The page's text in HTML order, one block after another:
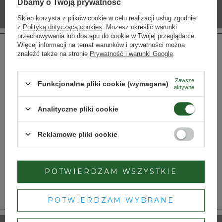
ABK6 Ice Cognac
290,00 zł
ABK6 Orange Liqueur
241,00 zł
Abecassis XO Grande
ABK6 Cognac Reserve
Strona przeznaczona dla osób pełnoletnich.
Czy masz ukończone 18 lat?
TAK NIE
Dbamy o Twoją prywatność
Dbamy o Twoją prywatność
Sklep korzysta z plików cookie w celu realizacji usług zgodnie
z Polityką dotyczącą cookies . Możesz określić warunki
przechowywania lub dostępu do cookie w Twojej przeglądarce.
Więcej informacji na temat warunków i prywatności można
znaleźć także na stronie Prywatność i warunki Google
Funkcjonalne pliki cookie (wymagane)
Zawsze
aktywne
Analityczne pliki cookie
Reklamowe pliki cookie
POTWIERDZAM WYBRANE
POTWIERDZAM WSZYSTKIE